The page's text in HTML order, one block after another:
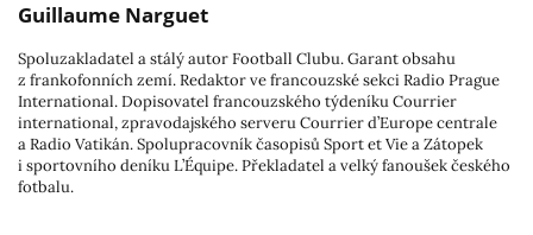
Guillaume Narguet
Spoluzakladatel a stálý autor Football Clubu. Garant obsahu
z frankofonních zemí. Redaktor ve francouzské sekci Radio Prague
International. Dopisovatel francouzského týdeníku Courrier
international, zpravodajského serveru Courrier d’Europe centrale
a Radio Vatikán. Spolupracovník časopisů Sport et Vie a Zátopek
i sportovního deníku L’Équipe. Překladatel a velký fanoušek českého
fotbalu.